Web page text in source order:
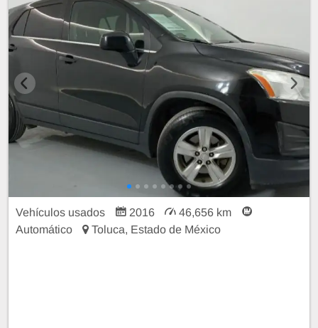
Vehículos usados 2016
46,656 km
Automático
Toluca, Estado de México